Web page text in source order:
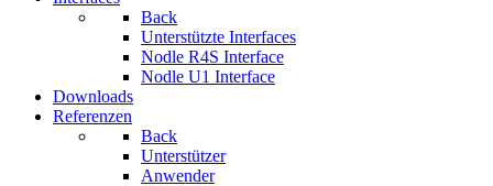
Back
Unterstützte Interfaces
Nodle R4S Interface
Nodle U1 Interface
Downloads
Referenzen
Back
Unterstützer
Anwender